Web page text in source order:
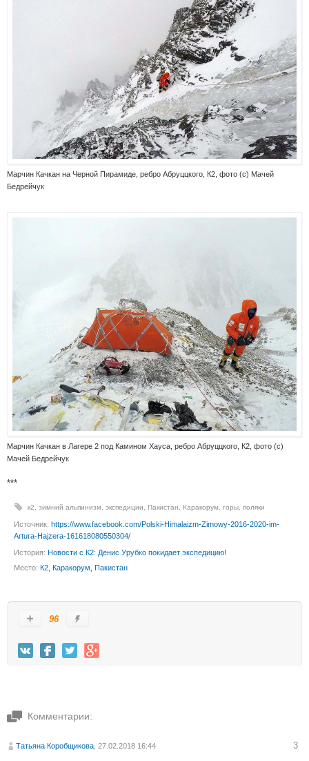
Марчин Качкан на Черной Пирамиде, ребро Абруццкого, К2, фото (с) Мачей
Бедрейчук
Марчин Качкан в Лагере 2 под Камином Хауса, ребро Абруццкого, К2, фото (с)
Мачей Бедрейчук
***
к2, зимний альпинизм, экспедиции, Пакистан, Каракорум, горы, поляки
Источник: https://www.facebook.com/Polski-Himalaizm-Zimowy-2016-2020-im-
Artura-Hajzera-161618080550304/
История: Новости с К2: Денис Урубко покидает экспедицию!
Место: К2, Каракорум, Пакистан
96
Комментарии:
Татьяна Коробщикова, 27.02.2018 16:44 3